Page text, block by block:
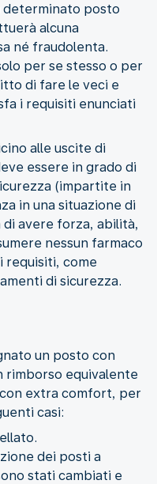
posto
alcuna
né fraudolenta.
per se stesso o per
di fare le veci e
i requisiti enunciati
alle uscite di
essere in grado di
(impartite in
in una situazione di
avere forza, abilità,
nessun farmaco
requisiti, come
di sicurezza.
un posto con
rimborso equivalente
extra comfort, per
casi:
dei posti a
stati cambiati e